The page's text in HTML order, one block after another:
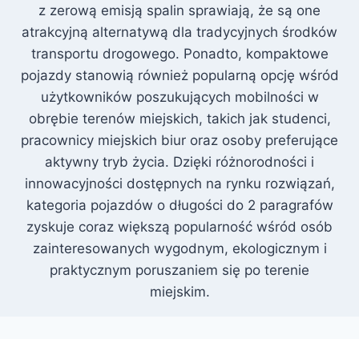
z zerową emisją spalin sprawiają, że są one
atrakcyjną alternatywą dla tradycyjnych środków
transportu drogowego. Ponadto, kompaktowe
pojazdy stanowią również popularną opcję wśród
użytkowników poszukujących mobilności w
obrębie terenów miejskich, takich jak studenci,
pracownicy miejskich biur oraz osoby preferujące
aktywny tryb życia. Dzięki różnorodności i
innowacyjności dostępnych na rynku rozwiązań,
kategoria pojazdów o długości do 2 paragrafów
zyskuje coraz większą popularność wśród osób
zainteresowanych wygodnym, ekologicznym i
praktycznym poruszaniem się po terenie
miejskim.